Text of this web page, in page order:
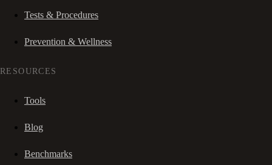
Tests & Procedures
Prevention & Wellness
RESOURCES
Tools
Blog
Benchmarks